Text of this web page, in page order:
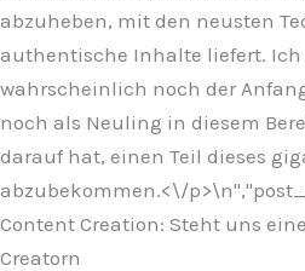
abzuheben, mit den neusten
authentische Inhalte liefert. Ich
wahrscheinlich noch der
noch als Neuling in diesem
darauf hat, einen Teil dieses
abzubekommen.<\/p>\n
Content Creation: Steht uns
Creatorn